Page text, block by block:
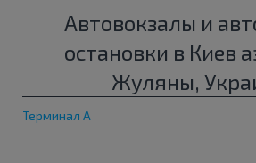
Автовокзалы и
остановки в Киев
Жуляны,
Терминал A